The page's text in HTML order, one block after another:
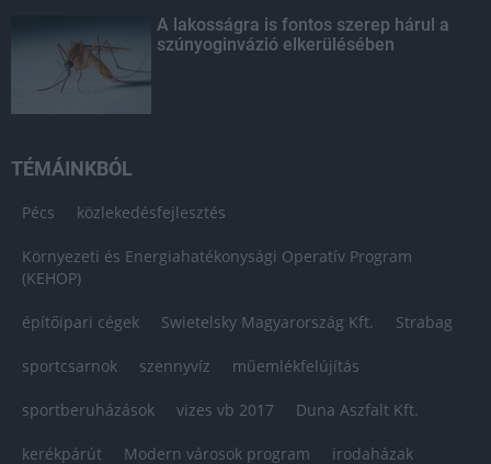
A lakosságra is fontos szerep hárul a
szúnyoginvázió elkerülésében
TÉMÁINKBÓL
Pécs közlekedésfejlesztés
Környezeti és Energiahatékonysági Operatív Program
(KEHOP)
építőipari cégek Swietelsky Magyarország Kft. Strabag
sportcsarnok szennyvíz műemlékfelújítás
sportberuházások vizes vb 2017 Duna Aszfalt Kft.
kerékpárút Modern városok program irodaházak